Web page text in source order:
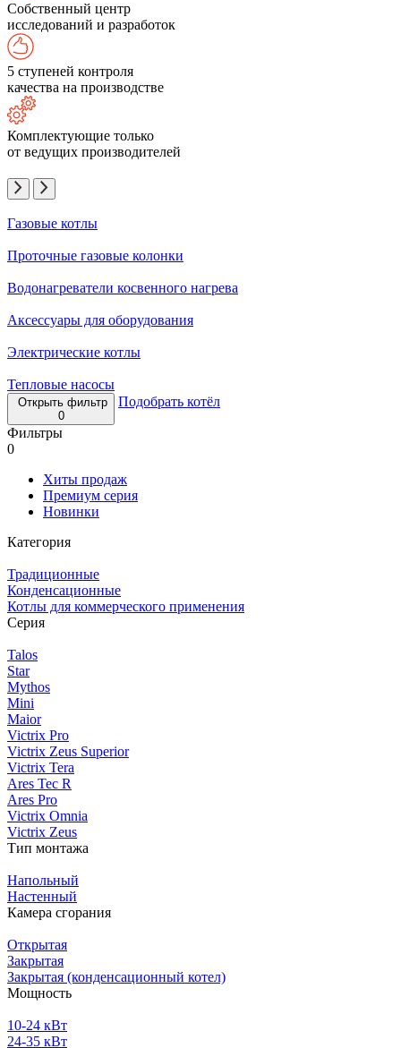
Собственный центр
исследований и разработок
5 ступеней контроля
качества на производстве
Комплектующие только
от ведущих производителей
Газовые котлы
Проточные газовые колонки
Водонагреватели косвенного нагрева
Аксессуары для оборудования
Электрические котлы
Тепловые насосы
Открыть фильтр
0
Подобрать котёл
Фильтры
0
Хиты продаж
Премиум серия
Новинки
Категория
Традиционные
Конденсационные
Котлы для коммерческого применения
Серия
Talos
Star
Mythos
Mini
Maior
Victrix Pro
Victrix Zeus Superior
Victrix Tera
Ares Tec R
Ares Pro
Victrix Omnia
Victrix Zeus
Тип монтажа
Напольный
Настенный
Камера сгорания
Открытая
Закрытая
Закрытая (конденсационный котел)
Мощность
10-24 кВт
24-35 кВт